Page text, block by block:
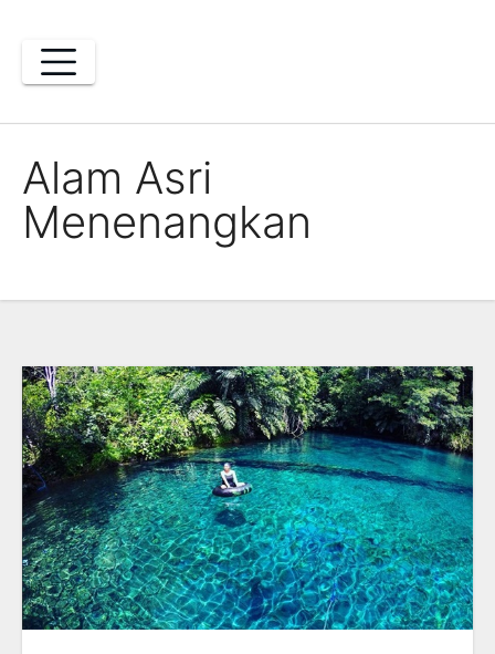
content
Alam Asri
Menenangkan